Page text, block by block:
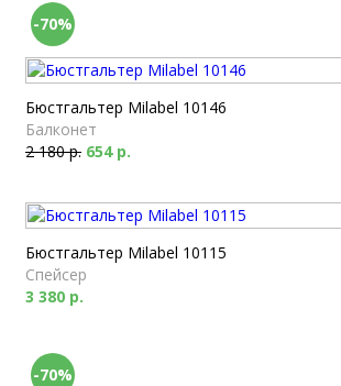
-70%
Бюстгальтер Milabel 10146
Балконет
2 180 р. 654 р.
Бюстгальтер Milabel 10115
Спейсер
3 380 р.
-70%